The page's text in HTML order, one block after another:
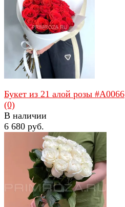
избранное сравнить
избранное сравнить
Букет из 21 алой розы #А0066
(0)
В наличии
6 680 руб.